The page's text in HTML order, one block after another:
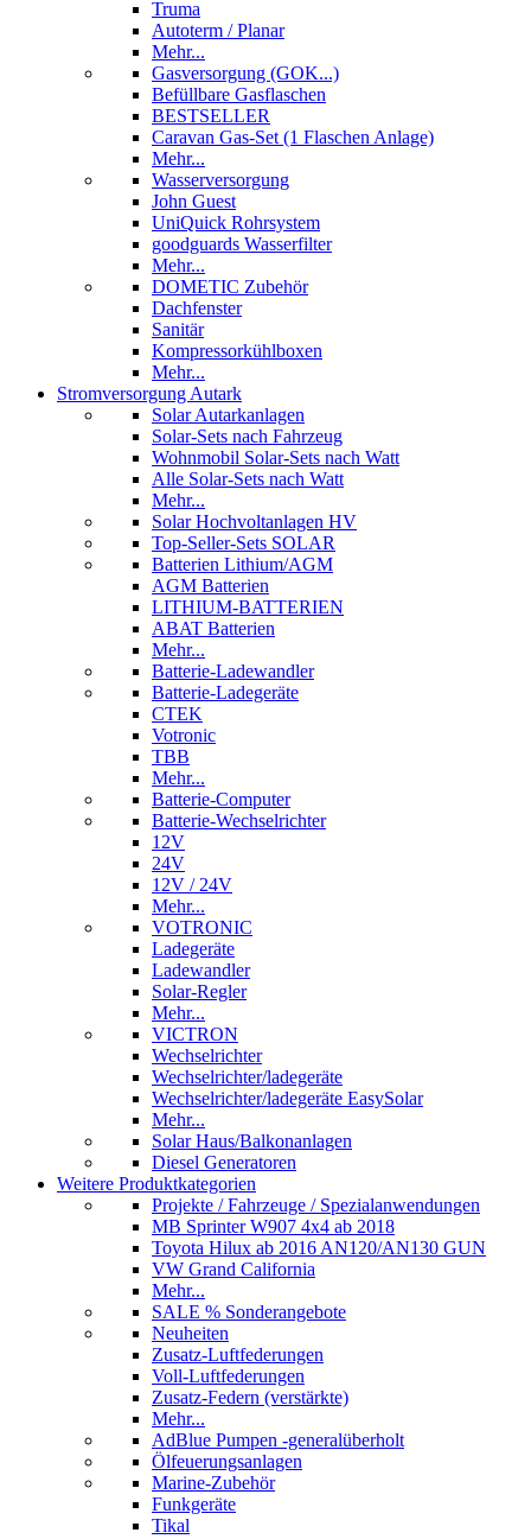
Truma
Autoterm / Planar
Mehr...
Gasversorgung (GOK...)
Befüllbare Gasflaschen
BESTSELLER
Caravan Gas-Set (1 Flaschen Anlage)
Mehr...
Wasserversorgung
John Guest
UniQuick Rohrsystem
goodguards Wasserfilter
Mehr...
DOMETIC Zubehör
Dachfenster
Sanitär
Kompressorkühlboxen
Mehr...
Stromversorgung Autark
Solar Autarkanlagen
Solar-Sets nach Fahrzeug
Wohnmobil Solar-Sets nach Watt
Alle Solar-Sets nach Watt
Mehr...
Solar Hochvoltanlagen HV
Top-Seller-Sets SOLAR
Batterien Lithium/AGM
AGM Batterien
LITHIUM-BATTERIEN
ABAT Batterien
Mehr...
Batterie-Ladewandler
Batterie-Ladegeräte
CTEK
Votronic
TBB
Mehr...
Batterie-Computer
Batterie-Wechselrichter
12V
24V
12V / 24V
Mehr...
VOTRONIC
Ladegeräte
Ladewandler
Solar-Regler
Mehr...
VICTRON
Wechselrichter
Wechselrichter/ladegeräte
Wechselrichter/ladegeräte EasySolar
Mehr...
Solar Haus/Balkonanlagen
Diesel Generatoren
Weitere Produktkategorien
Projekte / Fahrzeuge / Spezialanwendungen
MB Sprinter W907 4x4 ab 2018
Toyota Hilux ab 2016 AN120/AN130 GUN
VW Grand California
Mehr...
SALE % Sonderangebote
Neuheiten
Zusatz-Luftfederungen
Voll-Luftfederungen
Zusatz-Federn (verstärkte)
Mehr...
AdBlue Pumpen -generalüberholt
Ölfeuerungsanlagen
Marine-Zubehör
Funkgeräte
Tikal